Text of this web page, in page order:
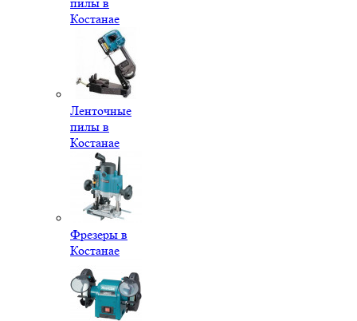
Костанае
Ленточные
пилы в
Костанае
Фрезеры в
Костанае